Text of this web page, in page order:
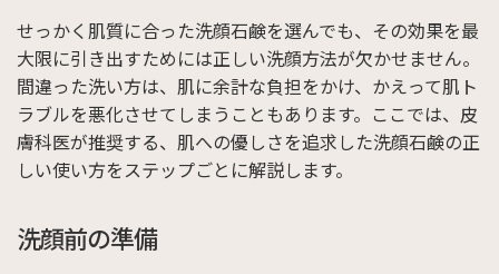
せっかく肌質に合った洗顔石鹸を選んでも、その効果を最
大限に引き出すためには正しい洗顔方法が欠かせません。
間違った洗い方は、肌に余計な負担をかけ、かえって肌ト
ラブルを悪化させてしまうこともあります。ここでは、皮
膚科医が推奨する、肌への優しさを追求した洗顔石鹸の正
しい使い方をステップごとに解説します。
洗顔前の準備